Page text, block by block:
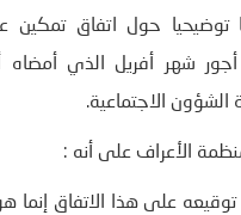
توضيحيا حول اتفاق
شهر أفريل الذي
الشؤون الاجتماعية.
الأعراف على أنه :
على هذا الاتفاق إنما